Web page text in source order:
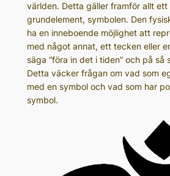
världen. Detta gäller framför allt ett
grundelement, symbolen. Den
ha en inneboende möjlighet att
med något annat, ett tecken eller
säga ”föra in det i tiden” och på
Detta väcker frågan om vad som
med en symbol och vad som har
symbol.